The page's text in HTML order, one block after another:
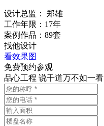
设计总监： 郑雄
工作年限：17年
案例作品：89套
找他设计
看效果图
免费预约参观
品心工程 说千道万不如一看